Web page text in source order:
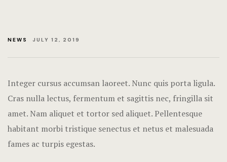
NEWS JULY 12, 2019
Integer cursus accumsan laoreet. Nunc quis porta ligula.
Cras nulla lectus, fermentum et sagittis nec, fringilla sit
amet. Nam aliquet et tortor sed aliquet. Pellentesque
habitant morbi tristique senectus et netus et malesuada
fames ac turpis egestas.
Hotel
Hotel